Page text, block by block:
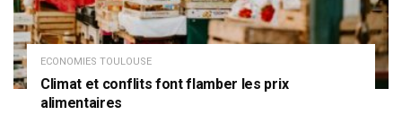
ECONOMIES TOULOUSE
Climat et conflits font flamber les prix
alimentaires